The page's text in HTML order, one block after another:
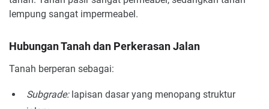
lempung sangat impermeabel.
Hubungan Tanah dan Perkerasan Jalan
Tanah berperan sebagai:
Subgrade:lapisan dasar yang menopang struktur